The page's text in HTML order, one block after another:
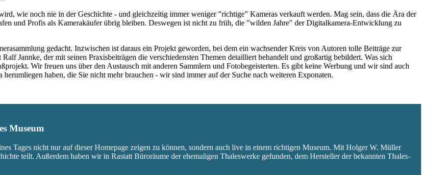
wie noch nie in der Geschichte - und gleichzeitig immer weniger "richtige" Kameras verkauft werden. Mag sein, dass die Ära der
und Profis als Kamerakäufer übrig bleiben. Deswegen ist nicht zu früh, die "wilden Jahre" der Digitalkamera-Entwicklung zu
gedacht. Inzwischen ist daraus ein Projekt geworden, bei dem ein wachsender Kreis von Autoren tolle Beiträge zur
Jannke, der mit seinen Praxisbeiträgen die verschiedensten Themen detailliert behandelt und großartig bebildert. Was sich
Wir freuen uns über den Austausch mit anderen Sammlern und Fotobegeisterten. Es gibt keine Werbung und wir sind auch
haben, die Sie nicht mehr brauchen - wir sind immer auf der Suche nach weiteren Exponaten.
Museum
Tages nicht nur auf dieser Homepage zeigen zu können, sondern auch live in einem richtigen Museum. Mit Holger W. Müller
teilt. Außerdem haben wir in Rastatt Büroräume der ehemaligen Thaleswerke gefunden, dem Hersteller der bekannten Thales-